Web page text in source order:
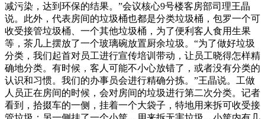
减污染，达到环保的结果。”会议核心9号楼客房部司理王晶
说。此外，代表房间的垃圾桶也都是分类垃圾桶，包罗一个可
收受接管垃圾桶、一个其他垃圾桶，为了便利客人食用生果
等，茶几上摆放了一个玻璃碗放置厨余垃圾。“为了做好垃圾
分类，我们起首对员工进行宣传培训带动，让员工晓得怎样精
确地分类。有时候，客人可能不小心放错了，或者没有分类的
认识和习惯。我们的办事员会进行精确分拣。”王晶说。工做
人员正在房间的时候，会对房间的垃圾进行第二次分类。记者
看到，拾掇车的一侧，挂着一个大袋子，特地用来拆可收受接